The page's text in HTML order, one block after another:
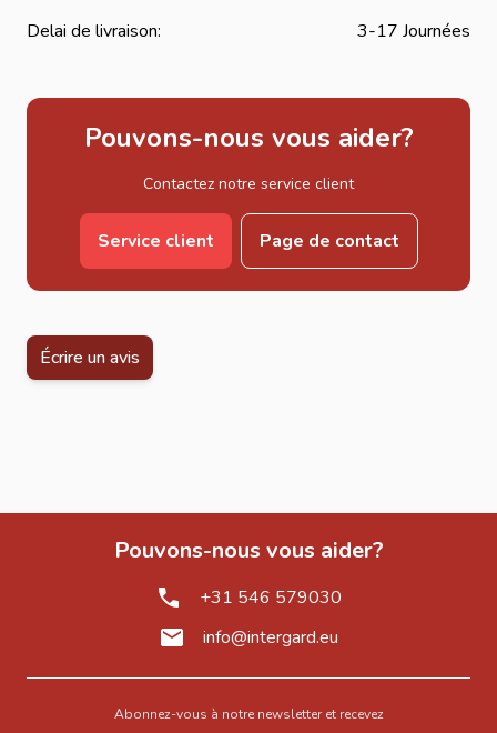
Delai de livraison:
3-17 Journées
Pouvons-nous vous aider?
Contactez notre service client
Service client Page de contact
Écrire un avis
Pouvons-nous vous aider?
+31 546 579030
info@intergard.eu
Abonnez-vous à notre newsletter et recevez